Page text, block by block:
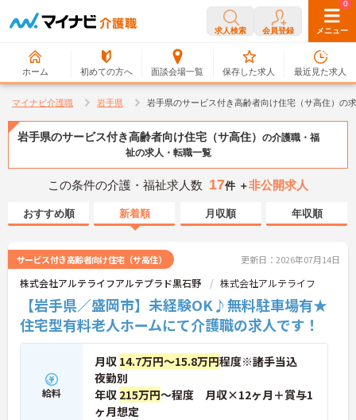
求人検索 会員登録 メニュー
ホーム 初めての方へ 面談会場一覧
0
保存した求人
0
最近見た求人
マイナビ介護職 岩手県 岩手県のサービス付き高齢者向け住宅（サ高住）の
岩手県のサービス付き高齢者向け住宅（サ高住） の介護職・福
祉の求人・転職一覧
この条件の介護・福祉求人数 17件 ＋非公開求人
おすすめ順 新着順 月収順 年収順
サービス付き高齢者向け住宅（サ高住） 更新日：2026年07月14日
株式会社アルテライフアルテプラド黒石野 株式会社アルテライフ
【岩手県／盛岡市】未経験OK♪無料駐車場有★
住宅型有料老人ホームにて介護職の求人です！
給料
月収 14.7万円～15.8万円程度※諸手当込
夜勤別
年収 215万円～程度 月収×12ヶ月＋賞与1
ヶ月想定